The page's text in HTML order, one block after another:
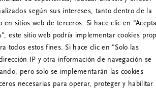
Prueba a
según sus intereses, tanto dentro de la
en sitios web de terceros. Si hace clic en
este sitio web podría implementar cookies
todos estos fines. Si hace clic en "Solo las
IP y otra información de navegación se
pero solo se implementarán las cookies
necesarias para operar, proteger y habilitar